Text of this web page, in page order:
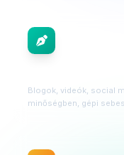
Blogok, videók, social
minőségben, gépi